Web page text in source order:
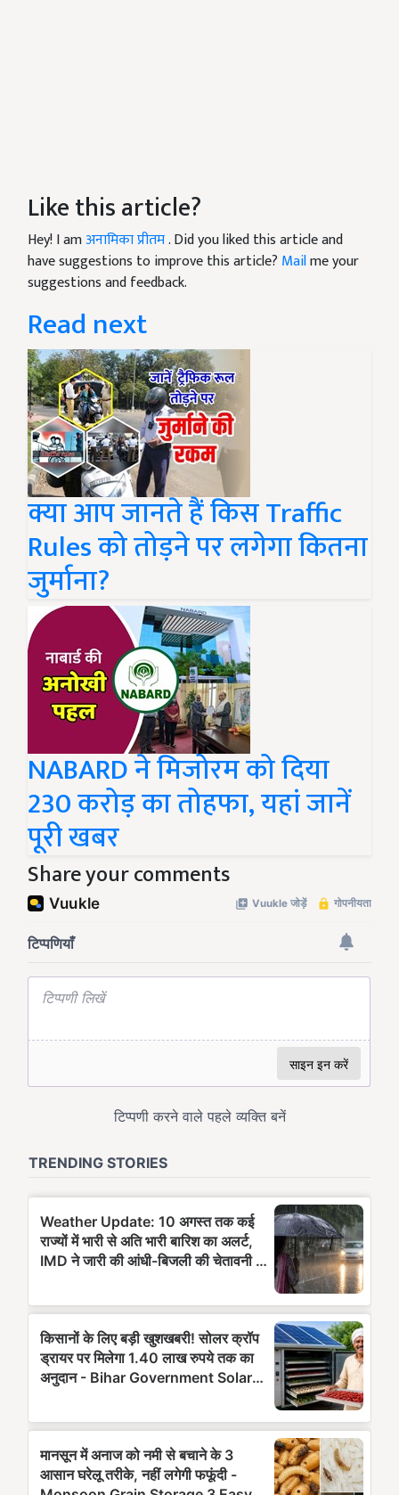
Like this article?
Hey! I amअनामिका प्रीतम. Did you liked this article and
have suggestions to improve this article? Mailme your
suggestions and feedback.
Read next
क्या आप जानते हैं किस Traffic
Rules को तोड़ने पर लगेगा कितना
जुर्माना?
NABARD ने मिजोरम को दिया
230 करोड़ का तोहफा, यहां जानें
पूरी खबर
Share your comments